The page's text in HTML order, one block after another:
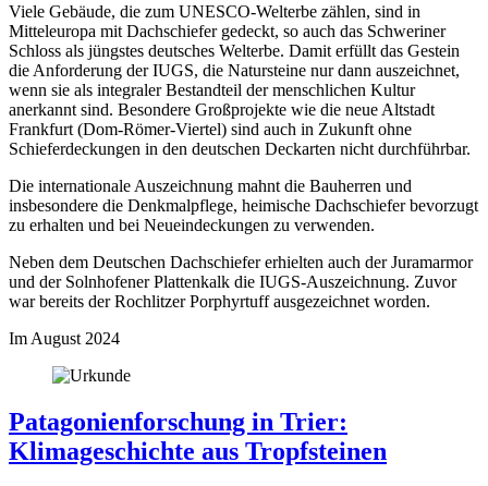
Viele Gebäude, die zum UNESCO-Welterbe zählen, sind in
Mitteleuropa mit Dachschiefer gedeckt, so auch das Schweriner
Schloss als jüngstes deutsches Welterbe. Damit erfüllt das Gestein
die Anforderung der IUGS, die Natursteine nur dann auszeichnet,
wenn sie als integraler Bestandteil der menschlichen Kultur
anerkannt sind. Besondere Großprojekte wie die neue Altstadt
Frankfurt (Dom-Römer-Viertel) sind auch in Zukunft ohne
Schieferdeckungen in den deutschen Deckarten nicht durchführbar.
Die internationale Auszeichnung mahnt die Bauherren und
insbesondere die Denkmalpflege, heimische Dachschiefer bevorzugt
zu erhalten und bei Neueindeckungen zu verwenden.
Neben dem Deutschen Dachschiefer erhielten auch der Juramarmor
und der Solnhofener Plattenkalk die IUGS-Auszeichnung. Zuvor
war bereits der Rochlitzer Porphyrtuff ausgezeichnet worden.
Im August 2024
Patagonienforschung in Trier:
Klimageschichte aus Tropfsteinen